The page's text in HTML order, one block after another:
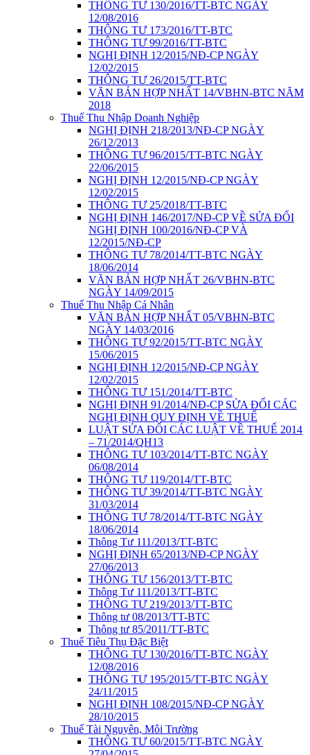
THÔNG TƯ 130/2016/TT-BTC NGÀY
12/08/2016
THÔNG TƯ 173/2016/TT-BTC
THÔNG TƯ 99/2016/TT-BTC
NGHỊ ĐỊNH 12/2015/NĐ-CP NGÀY
12/02/2015
THÔNG TƯ 26/2015/TT-BTC
VĂN BẢN HỢP NHẤT 14/VBHN-BTC NĂM
2018
Thuế Thu Nhập Doanh Nghiệp
NGHỊ ĐỊNH 218/2013/NĐ-CP NGÀY
26/12/2013
THÔNG TƯ 96/2015/TT-BTC NGÀY
22/06/2015
NGHỊ ĐỊNH 12/2015/NĐ-CP NGÀY
12/02/2015
THÔNG TƯ 25/2018/TT-BTC
NGHỊ ĐỊNH 146/2017/NĐ-CP VỀ SỬA ĐỔI
NGHỊ ĐỊNH 100/2016/NĐ-CP VÀ
12/2015/NĐ-CP
THÔNG TƯ 78/2014/TT-BTC NGÀY
18/06/2014
VĂN BẢN HỢP NHẤT 26/VBHN-BTC
NGÀY 14/09/2015
Thuế Thu Nhập Cá Nhân
VĂN BẢN HỢP NHẤT 05/VBHN-BTC
NGÀY 14/03/2016
THÔNG TƯ 92/2015/TT-BTC NGÀY
15/06/2015
NGHỊ ĐỊNH 12/2015/NĐ-CP NGÀY
12/02/2015
THÔNG TƯ 151/2014/TT-BTC
NGHỊ ĐỊNH 91/2014/NĐ-CP SỬA ĐỔI CÁC
NGHỊ ĐỊNH QUY ĐỊNH VỀ THUẾ
LUẬT SỬA ĐỔI CÁC LUẬT VỀ THUẾ 2014
– 71/2014/QH13
THÔNG TƯ 103/2014/TT-BTC NGÀY
06/08/2014
THÔNG TƯ 119/2014/TT-BTC
THÔNG TƯ 39/2014/TT-BTC NGÀY
31/03/2014
THÔNG TƯ 78/2014/TT-BTC NGÀY
18/06/2014
Thông Tư 111/2013/TT-BTC
NGHỊ ĐỊNH 65/2013/NĐ-CP NGÀY
27/06/2013
THÔNG TƯ 156/2013/TT-BTC
Thông Tư 111/2013/TT-BTC
THÔNG TƯ 219/2013/TT-BTC
Thông tư 08/2013/TT-BTC
Thông tư 85/2011/TT-BTC
Thuế Tiêu Thụ Đặc Biệt
THÔNG TƯ 130/2016/TT-BTC NGÀY
12/08/2016
THÔNG TƯ 195/2015/TT-BTC NGÀY
24/11/2015
NGHỊ ĐỊNH 108/2015/NĐ-CP NGÀY
28/10/2015
Thuế Tài Nguyên, Môi Trường
THÔNG TƯ 60/2015/TT-BTC NGÀY